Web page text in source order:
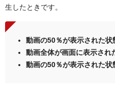
生したときです。
動画の50％が表示された状
動画全体が画面に表示され
動画の50％が表示された状